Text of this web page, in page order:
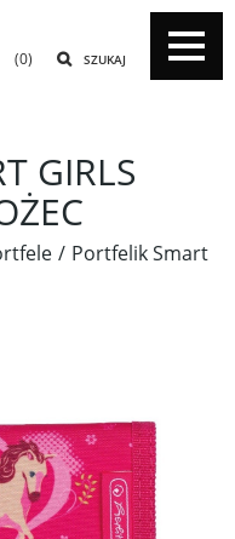
SZUKAJ
(0)
GIRLS
Portfelik Smart